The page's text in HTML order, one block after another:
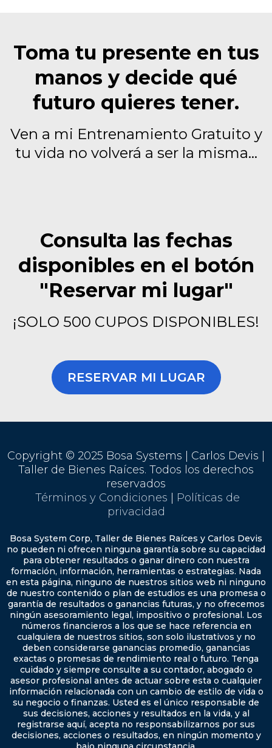
Toma tu presente en tus
manos y decide qué
futuro quieres tener.
Ven a mi Entrenamiento Gratuito y
tu vida no volverá a ser la misma…
Consulta las fechas
disponibles en el botón
"Reservar mi lugar"
¡SOLO 500 CUPOS DISPONIBLES!
RESERVAR MI LUGAR
Copyright © 2025 Bosa Systems | Carlos Devis |
Taller de Bienes Raíces. Todos los derechos
reservados
Términos y Condiciones
Políticas de
privacidad
Bosa System Corp, Taller de Bienes Raíces y Carlos Devis
no pueden ni ofrecen ninguna garantía sobre su capacidad
para obtener resultados o ganar dinero con nuestra
formación, información, herramientas o estrategias. Nada
en esta página, ninguno de nuestros sitios web ni ninguno
de nuestro contenido o plan de estudios es una promesa o
garantía de resultados o ganancias futuras, y no ofrecemos
ningún asesoramiento legal, impositivo o profesional. Los
números financieros a los que se hace referencia en
cualquiera de nuestros sitios, son solo ilustrativos y no
deben considerarse ganancias promedio, ganancias
exactas o promesas de rendimiento real o futuro. Tenga
cuidado y siempre consulte a su contador, abogado o
asesor profesional antes de actuar sobre esta o cualquier
información relacionada con un cambio de estilo de vida o
su negocio o finanzas. Usted es el único responsable de
sus decisiones, acciones y resultados en la vida, y al
registrarse aquí, acepta no responsabilizarnos por sus
decisiones, acciones o resultados, en ningún momento y